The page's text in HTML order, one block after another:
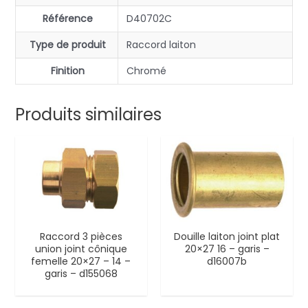
Référence
D40702C
Type de produit
Raccord laiton
Finition
Chromé
Produits similaires
Raccord 3 pièces
union joint cônique
femelle 20×27 – 14 –
garis – d155068
Douille laiton joint plat
20×27 16 – garis –
d16007b